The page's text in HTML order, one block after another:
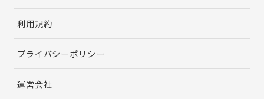
利用規約
プライバシーポリシー
運営会社